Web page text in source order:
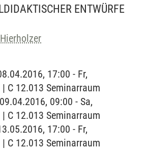
ENTWÜRFE
17:00 - Fr,
C 12.013 Seminarraum
09:00 - Sa,
C 12.013 Seminarraum
17:00 - Fr,
C 12.013 Seminarraum